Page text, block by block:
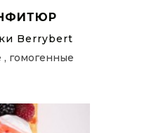
Berrybert
гомогенные